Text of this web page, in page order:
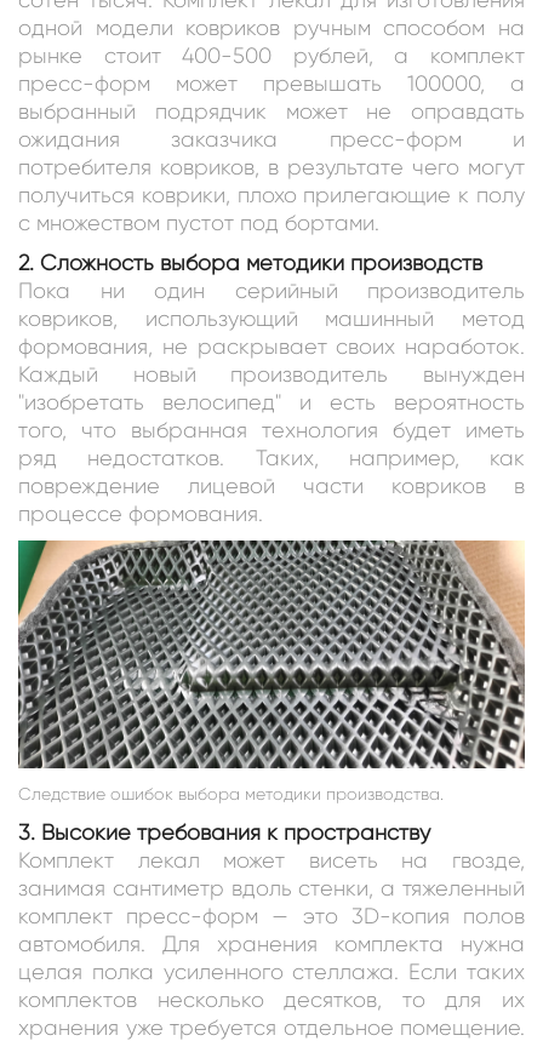
одной модели ковриков ручным способом на
рынке стоит 400-500 рублей, а комплект
пресс-форм может превышать 100000, а
выбранный подрядчик может не оправдать
ожидания заказчика пресс-форм и
потребителя ковриков, в результате чего могут
получиться коврики, плохо прилегающие к полу
с множеством пустот под бортами.
2. Сложность выбора методики производств
Пока ни один серийный производитель
ковриков, использующий машинный метод
формования, не раскрывает своих наработок.
Каждый новый производитель вынужден
"изобретать велосипед" и есть вероятность
того, что выбранная технология будет иметь
ряд недостатков. Таких, например, как
повреждение лицевой части ковриков в
процессе формования.
Следствие ошибок выбора методики производства.
3. Высокие требования к пространству
Комплект лекал может висеть на гвозде,
занимая сантиметр вдоль стенки, а тяжеленный
комплект пресс-форм — это 3D-копия полов
автомобиля. Для хранения комплекта нужна
целая полка усиленного стеллажа. Если таких
комплектов несколько десятков, то для их
хранения уже требуется отдельное помещение.